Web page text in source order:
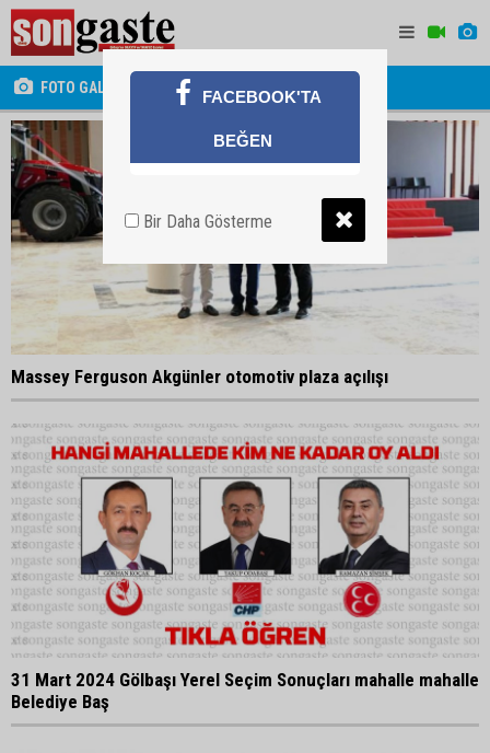
FOTO GALERİ
Massey Ferguson Akgünler otomotiv plaza açılışı
31 Mart 2024 Gölbaşı Yerel Seçim Sonuçları mahalle mahalle
Belediye Baş
FACEBOOK'TA
BEĞEN
Bir Daha Gösterme